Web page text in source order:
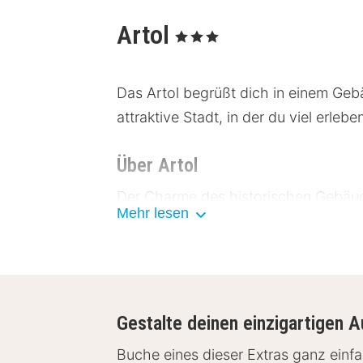
Artol , 3 Sterne
Das Artol begrüßt dich in einem
attraktive Stadt, in der du viel
Über Artol
Der Charme des historischen
Erlebnis im Artol für
brauchst. Vom Schreibtisch über
für einen längeren Aufenthalt
Mehr lesen
Gestalte deinen einzigartigen
Buche eines dieser Extras ganz